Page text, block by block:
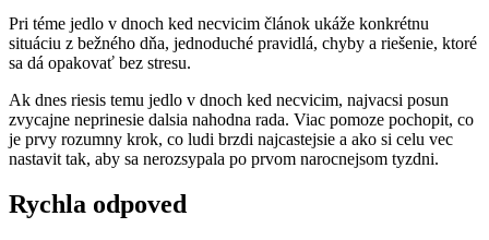
Pri téme jedlo v dnoch ked necvicim článok ukáže konkrétnu
situáciu z bežného dňa, jednoduché pravidlá, chyby a riešenie, ktoré
sa dá opakovať bez stresu.
Ak dnes riesis temu jedlo v dnoch ked necvicim, najvacsi posun
zvycajne neprinesie dalsia nahodna rada. Viac pomoze pochopit, co
je prvy rozumny krok, co ludi brzdi najcastejsie a ako si celu vec
nastavit tak, aby sa nerozsypala po prvom narocnejsom tyzdni.
Rychla odpoved